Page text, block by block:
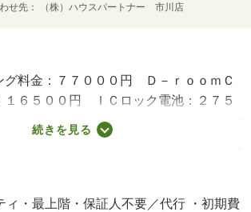
せ先 （株）ハウスパートナー 市川店
グ料金：７７０００円 Ｄ－ｒｏｏｍＣ
１６５００円 ＩＣロック電池：２７５
加入 新築の為入居時期の変更の可能
等：加入要（機関保証加入必須。初回保
）・鍵交換代：あり１６，５００円
の初期費用・設備の詳細情報や、ご来
続きを見る
ィ・最上階・保証人不要／代行 ・初期費